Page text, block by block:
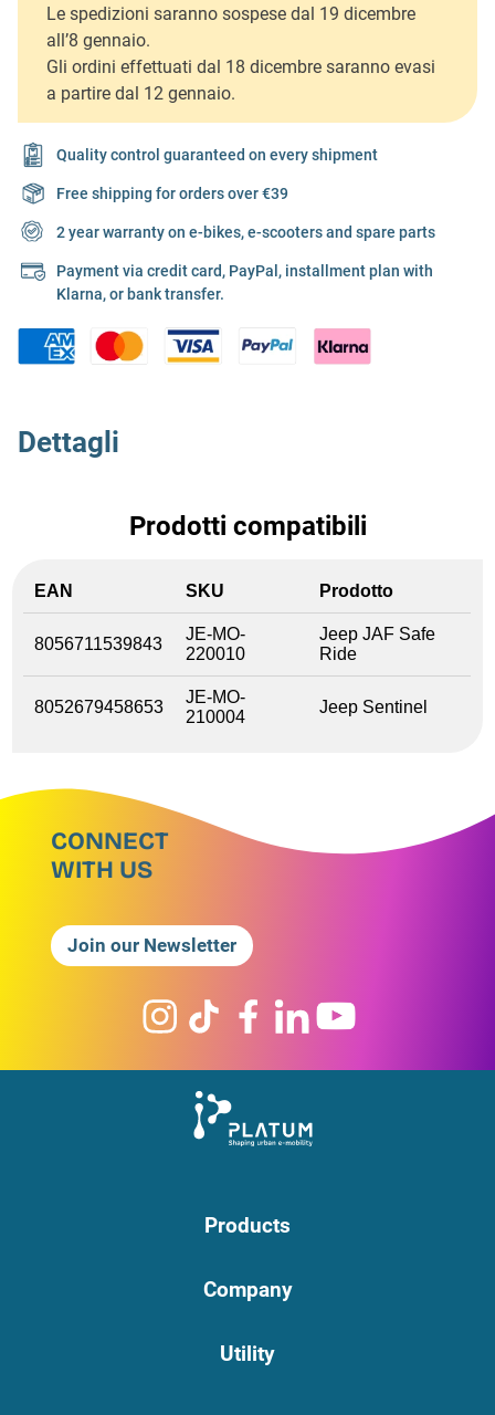
Le spedizioni saranno sospese dal 19 dicembre
all’8 gennaio.
Gli ordini effettuati dal 18 dicembre saranno evasi
a partire dal 12 gennaio.
Quality control guaranteed on every shipment
Free shipping for orders over €39
2 year warranty on e-bikes, e-scooters and spare parts
Payment via credit card, PayPal, installment plan with
Klarna, or bank transfer.
Dettagli
Prodotti compatibili
EAN SKU Prodotto
8056711539843
JE-MO-
220010
Jeep JAF Safe
Ride
8052679458653
JE-MO-
210004
Jeep Sentinel
CONNECT
WITH US
Join our Newsletter
Products
Company
Utility